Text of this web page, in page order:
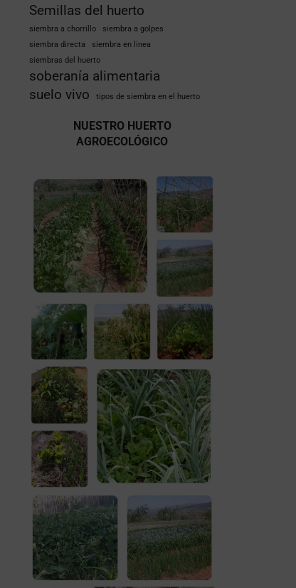
Semillas del huerto
siembra a chorrillo
siembra a golpes
siembra directa
siembra en linea
siembras del huerto
soberanía alimentaria
suelo vivo
tipos de siembra en el huerto
NUESTRO HUERTO
AGROECOLÓGICO